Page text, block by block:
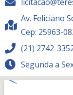
Av. Feliciano
Cep: 25963-
(21) 2742-
Segunda a